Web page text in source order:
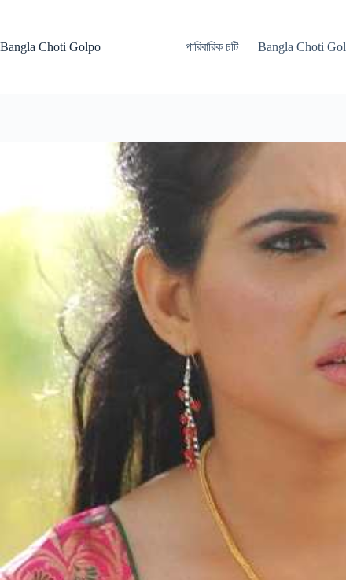
Bangla Choti Golpo
পারিবারিক চটি Bangla Choti